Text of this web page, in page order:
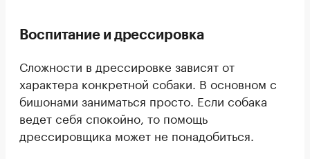
Воспитание и дрессировка
Сложности в дрессировке зависят от
характера конкретной собаки. В основном с
бишонами заниматься просто. Если собака
ведет себя спокойно, то помощь
дрессировщика может не понадобиться.